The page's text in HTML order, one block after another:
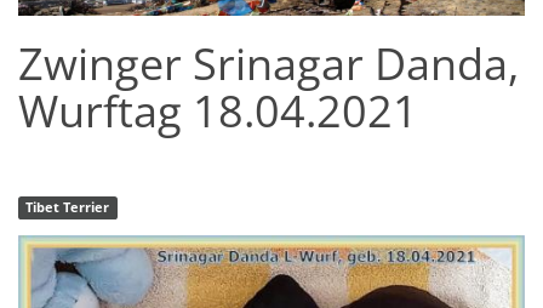
Zwinger Srinagar Danda,
Wurftag 18.04.2021
Tibet Terrier